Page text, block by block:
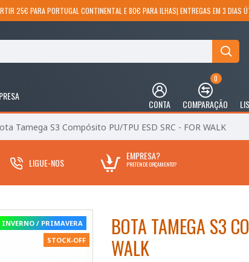
25€ PARA PORTUGAL CONTINENTAL E 80€ PARA ILHAS| ENTREGAS EM 3 DIAS
CONTA COMPARAÇÃO
0
Tamega S3 Compósito PU/TPU ESD SRC - FOR WALK
LIGUE-NOS
EMPRESA?
PRETENDE ORÇAMENTO?
INVERNO / PRIMAVERA
STOCK-OFF
BOTA TAMEGA S3
WALK